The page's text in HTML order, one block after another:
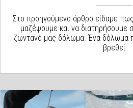
Στο προηγούμενο άρθρο είδαμε
μαζέψουμε και να διατηρήσουμε
ζωντανό μας δόλωμα. Ένα δόλωμα
βρεθεί